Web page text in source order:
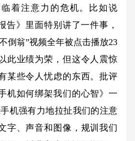
着注意力的危机。比如说
告》里面特别讲了一件事，
倒翁”视频全年被点击播放23
此业绩为荣，但这令人震惊
某些令人忧虑的东西。批评
机如何绑架我们的心智》一
机强有力地拉扯我们的注意
字、声音和图像，规训我们